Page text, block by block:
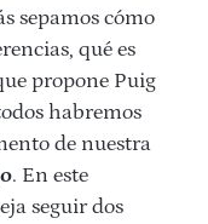
sepamos cómo
qué es
propone Puig
habremos
de nuestra
. En este
seguir dos